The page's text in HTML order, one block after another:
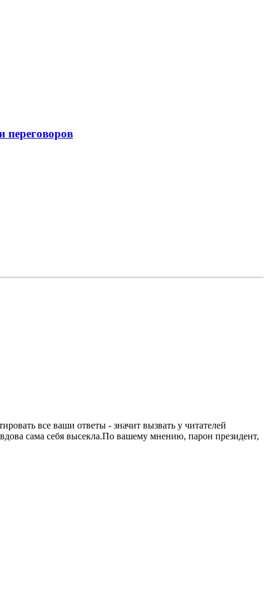
переговоров
все ваши ответы - значит вызвать у читателей
сама себя высекла.По вашему мнению, парон президент,